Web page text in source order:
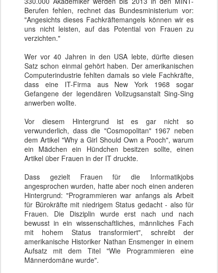
Berufen fehlen, rechnet das Bundesministerium vor:
"Angesichts dieses Fachkräftemangels können wir es
uns nicht leisten, auf das Potential von Frauen zu
verzichten."
Wer vor 40 Jahren in den USA lebte, dürfte diesen
Satz schon einmal gehört haben. Der amerikanischen
Computerindustrie fehlten damals so viele Fachkräfte,
dass eine IT-Firma aus New York 1968 sogar
Gefangene der legendären Vollzugsanstalt Sing-Sing
anwerben wollte.
Vor diesem Hintergrund ist es gar nicht so
verwunderlich, dass die "Cosmopolitan" 1967 neben
dem Artikel "Why a Girl Should Own a Pooch", warum
ein Mädchen ein Hündchen besitzen sollte, einen
Artikel über Frauen in der IT druckte.
Dass gezielt Frauen für die Informatikjobs
angesprochen wurden, hatte aber noch einen anderen
Hintergrund: "Programmieren war anfangs als Arbeit
für Bürokräfte mit niedrigem Status gedacht - also für
Frauen. Die Disziplin wurde erst nach und nach
bewusst in ein wissenschaftliches, männliches Fach
mit hohem Status transformiert", schreibt der
amerikanische Historiker Nathan Ensmenger in einem
Aufsatz mit dem Titel "Wie Programmieren eine
Männerdomäne wurde".